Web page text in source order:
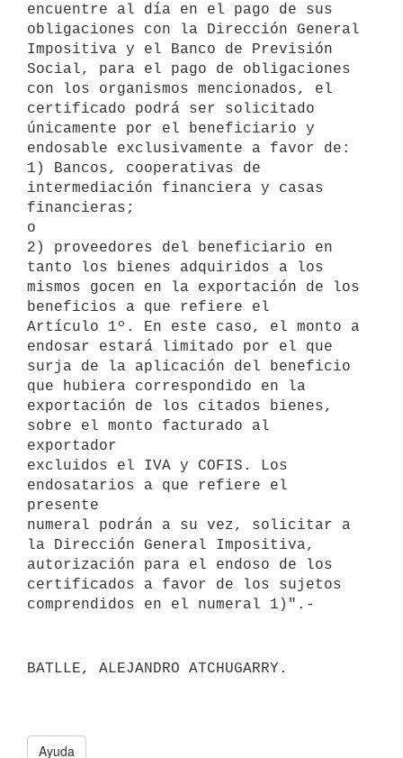
encuentre al día en el pago de sus
obligaciones con la Dirección General
Impositiva y el Banco de Previsión
Social, para el pago de obligaciones
con los organismos mencionados, el
certificado podrá ser solicitado
únicamente por el beneficiario y
endosable exclusivamente a favor de:
1) Bancos, cooperativas de
intermediación financiera y casas
financieras;
o
2) proveedores del beneficiario en
tanto los bienes adquiridos a los
mismos gocen en la exportación de los
beneficios a que refiere el
Artículo 1º. En este caso, el monto a
endosar estará limitado por el que
surja de la aplicación del beneficio
que hubiera correspondido en la
exportación de los citados bienes,
sobre el monto facturado al
exportador
excluidos el IVA y COFIS. Los
endosatarios a que refiere el
presente
numeral podrán a su vez, solicitar a
la Dirección General Impositiva,
autorización para el endoso de los
certificados a favor de los sujetos
BATLLE, ALEJANDRO ATCHUGARRY.
Ayuda